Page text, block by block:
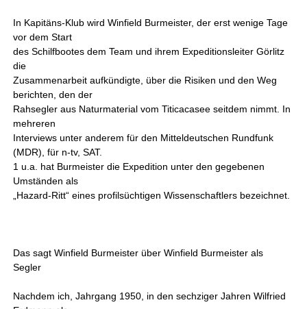
In Kapitäns-Klub wird Winfield Burmeister, der erst wenige Tage
vor dem Start
des Schilfbootes dem Team und ihrem Expeditionsleiter Görlitz
die
Zusammenarbeit aufkündigte, über die Risiken und den Weg
berichten, den der
Rahsegler aus Naturmaterial vom Titicacasee seitdem nimmt. In
mehreren
Interviews unter anderem für den Mitteldeutschen Rundfunk
(MDR), für n-tv, SAT.
1 u.a. hat Burmeister die Expedition unter den gegebenen
Umständen als
„Hazard-Ritt“ eines profilsüchtigen Wissenschaftlers bezeichnet.
Das sagt Winfield Burmeister über Winfield Burmeister als
Segler
Nachdem ich, Jahrgang 1950, in den sechziger Jahren Wilfried